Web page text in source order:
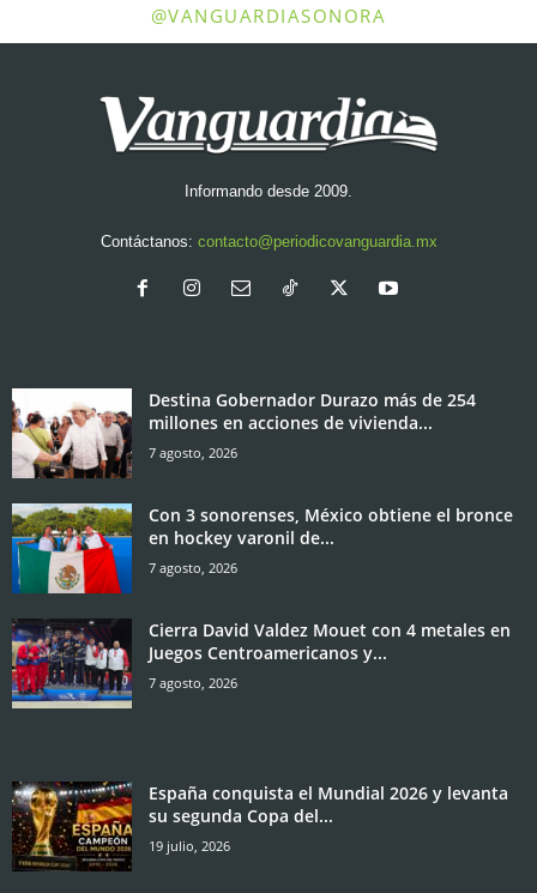
@VANGUARDIASONORA
Informando desde 2009.
Contáctanos: contacto@periodicovanguardia.mx
Destina Gobernador Durazo más de 254
millones en acciones de vivienda...
7 agosto, 2026
Con 3 sonorenses, México obtiene el bronce
en hockey varonil de...
7 agosto, 2026
Cierra David Valdez Mouet con 4 metales en
Juegos Centroamericanos y...
7 agosto, 2026
España conquista el Mundial 2026 y levanta
su segunda Copa del...
19 julio, 2026